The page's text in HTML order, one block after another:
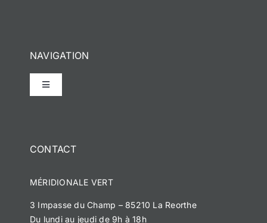
NAVIGATION
Toggle
Navigation
Notre histoire
CONTACT
MÉRIDIONALE VERT
3 Impasse du Champ – 85210 La Reorthe
Du lundi au jeudi de 9h à 18h